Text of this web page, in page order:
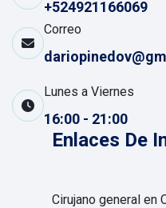
+524921166069
Correo
Lunes a Viernes
16:00 - 21:00
Enlaces De
Cirujano general en